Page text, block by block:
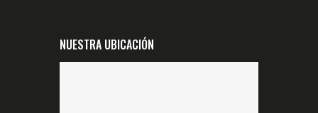
NUESTRA UBICACIÓN